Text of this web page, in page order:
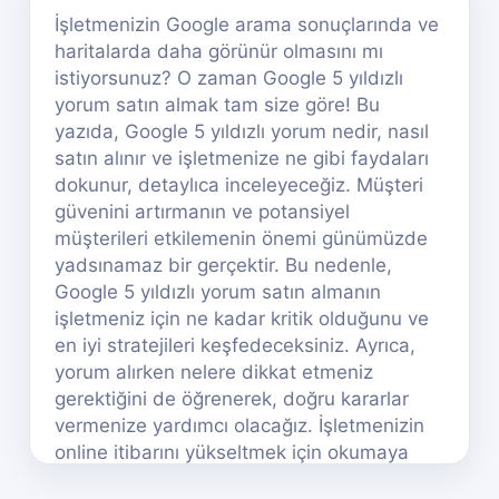
İşletmenizin Google arama sonuçlarında ve
haritalarda daha görünür olmasını mı
istiyorsunuz? O zaman Google 5 yıldızlı
yorum satın almak tam size göre! Bu
yazıda, Google 5 yıldızlı yorum nedir, nasıl
satın alınır ve işletmenize ne gibi faydaları
dokunur, detaylıca inceleyeceğiz. Müşteri
güvenini artırmanın ve potansiyel
müşterileri etkilemenin önemi günümüzde
yadsınamaz bir gerçektir. Bu nedenle,
Google 5 yıldızlı yorum satın almanın
işletmeniz için ne kadar kritik olduğunu ve
en iyi stratejileri keşfedeceksiniz. Ayrıca,
yorum alırken nelere dikkat etmeniz
gerektiğini de öğrenerek, doğru kararlar
vermenize yardımcı olacağız. İşletmenizin
online itibarını yükseltmek için okumaya